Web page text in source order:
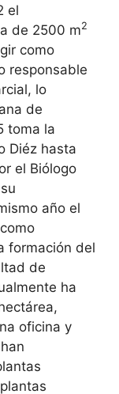
el
de 2500 m2
como
responsable
lo
de
toma la
Diéz hasta
el Biólogo
año el
formación del
de
ha
oficina y